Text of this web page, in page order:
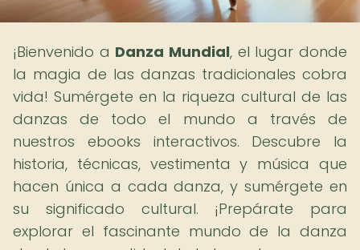
¡Bienvenido a Danza Mundial, el lugar donde
la magia de las danzas tradicionales cobra
vida! Sumérgete en la riqueza cultural de las
danzas de todo el mundo a través de
nuestros ebooks interactivos. Descubre la
historia, técnicas, vestimenta y música que
hacen única a cada danza, y sumérgete en
su significado cultural. ¡Prepárate para
explorar el fascinante mundo de la danza